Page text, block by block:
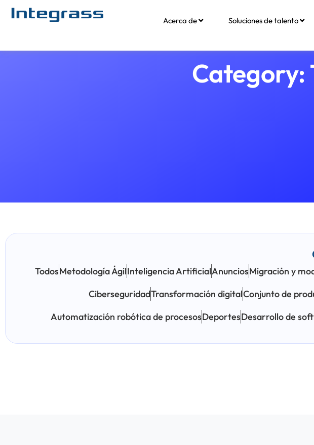
Acerca de Soluciones de talento
Category:
TodosMetodología ÁgilInteligencia ArtificialAnunciosMigración y
CiberseguridadTransformación digitalConjunto de
Automatización robótica de procesosDeportesDesarrollo de